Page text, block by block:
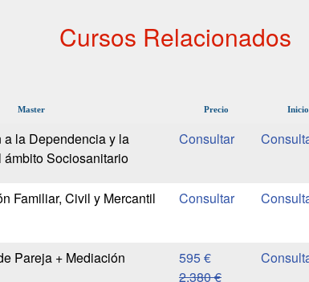
Cursos Relacionados
Master Precio Inicio
a la Dependencia y la
Sociosanitario
Familiar, Civil y Mercantil
Pareja + Mediación
595 €
2.380 €